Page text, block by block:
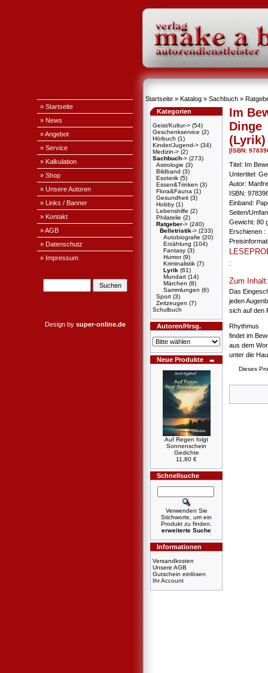
» Startseite
» News
» Angebot
» Service
» Kalkulation
» Shop
» Unsere Autoren
» Links / Banner
» Kontakt
» AGB
» Datenschutz
» Impressum
Design by super-online.de
Startseite » Katalog » Sachbuch »
Kategorien
Geist/Kultur-> (54)
Geschenkservice (2)
Hörbuch (1)
Kinder/Jugend-> (34)
Medizin-> (2)
Sachbuch-> (273)
Astrologie (3)
Bildband (3)
Esoterik (5)
Essen&Trinken (3)
Flora&Fauna (1)
Gesundheit (3)
Hobby (1)
Lebenshilfe (2)
Philatelie (2)
Ratgeber-> (240)
Belletristik-> (233)
Autobiografie (20)
Erzählung (104)
Fantasy (3)
Humor(9)
Kriminalistik (7)
Lyrik (61)
Mundart (14)
Märchen (8)
Sammlungen (6)
Sport (3)
Zeitzeugen (7)
Schulbuch
Autoren/Hrsg.
Neue Produkte
Auf Regen folgt
Sonnenschein
Gedichte
11,80 €
Schnellsuche
Verwenden Sie
Stichworte, um ein
Produkt zu finden.
erweiterte Suche
Informationen
Versandkosten
Unsere AGB
Gutschein einlösen
Ihr Account
Im
Dinge
(Lyrik)
[ISBN:
Titel: Im
Untertitel:
Autor:
ISBN:
Einband:
Seiten/
Gewicht: 80
Erschienen :
:
Zum Inhalt:
Das
jeden
sich auf den
Rhythmus
findet im
aus dem
unter die
Dieses